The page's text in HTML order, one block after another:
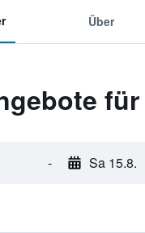
Über
- Sa 15.8.